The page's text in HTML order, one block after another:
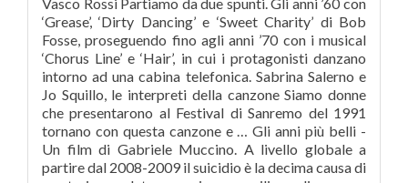
‘Grease’, ‘Dirty Dancing’ e ‘Sweet Charity’ di Bob
Fosse, proseguendo fino agli anni ’70 con i musical
‘Chorus Line’ e ‘Hair’, in cui i protagonisti danzano
intorno ad una cabina telefonica. Sabrina Salerno e
Jo Squillo, le interpreti della canzone Siamo donne
che presentarono al Festival di Sanremo del 1991
tornano con questa canzone e … Gli anni più belli -
Un film di Gabriele Muccino. A livello globale a
partire dal 2008-2009 il suicidio è la decima causa di